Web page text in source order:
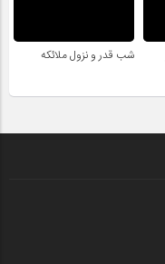
شب قدر و نزول ملائکه